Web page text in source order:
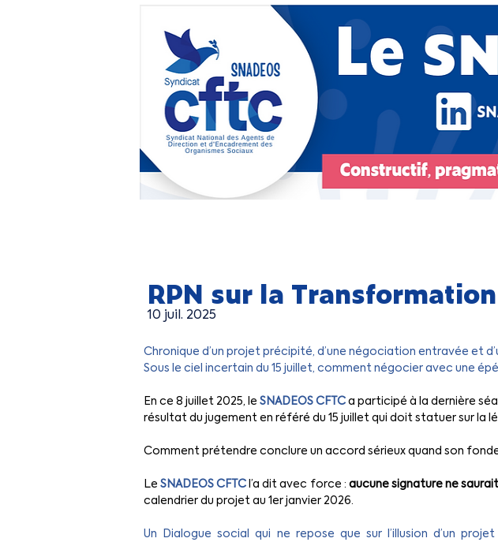
RPN sur la
10 juil. 2025
Chronique d’un projet précipité, d’une négociation entravée et
Sous le ciel incertain du 15 juillet, comment négocier avec une
En ce 8 juillet 2025, le SNADEOS CFTCa participé à la dernière
résultat du jugement en référé du 15 juillet qui doit statuer sur la
Comment prétendre conclure un accord sérieux quand son
Le SNADEOS CFTC l’a dit avec force : aucune signature ne
calendrier du projet au 1er janvier 2026.
Un Dialogue social qui ne repose que sur l’illusion d’un